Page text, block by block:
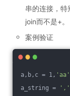
串的连接，
join而不是+。
案例验证
a,b,c = 1, 'aa'
a_string =
','